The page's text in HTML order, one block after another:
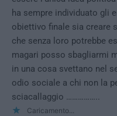
ha sempre individuato gli
obiettivo finale sia creare
che senza loro potrebbe
magari posso sbagliarmi
in una cosa svettano nel
odio sociale a chi non la
sciacallaggio ……………..
Caricamento...